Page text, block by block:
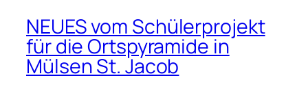
NEUES vom Schülerprojekt
für die Ortspyramide in
Mülsen St. Jacob